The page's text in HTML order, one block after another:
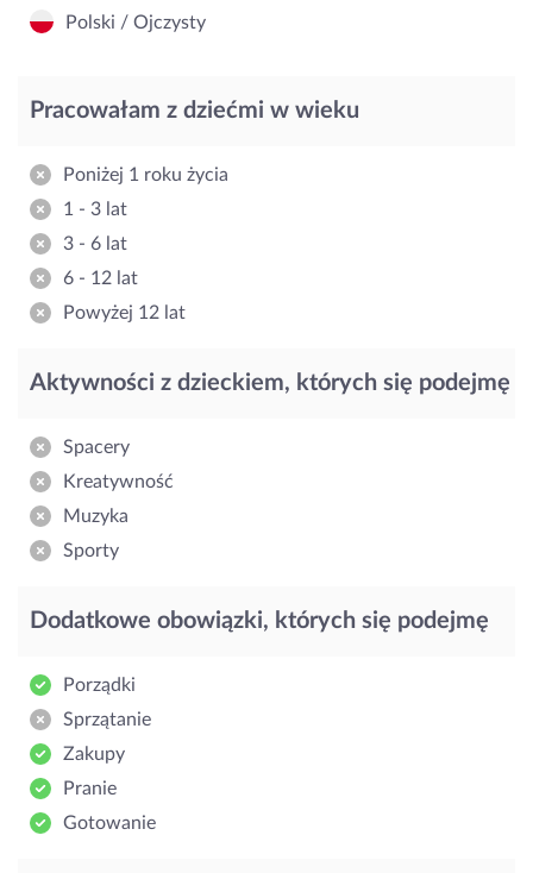
Polski / Ojczysty
Pracowałam z dziećmi w wieku
Poniżej 1 roku życia
1 - 3 lat
3 - 6 lat
6 - 12 lat
Powyżej 12 lat
Aktywności z dzieckiem, których się podejmę
Spacery
Kreatywność
Muzyka
Sporty
Dodatkowe obowiązki, których się podejmę
Porządki
Sprzątanie
Zakupy
Pranie
Gotowanie